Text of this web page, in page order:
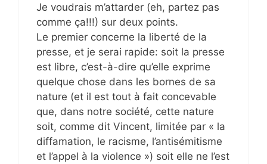
Je voudrais m’attarder (eh, partez pas
comme ça!!!) sur deux points.
Le premier concerne la liberté de la
presse, et je serai rapide: soit la presse
est libre, c’est-à-dire qu’elle exprime
quelque chose dans les bornes de sa
nature (et il est tout à fait concevable
que, dans notre société, cette nature
soit, comme dit Vincent, limitée par « la
diffamation, le racisme, l’antisémitisme
et l’appel à la violence ») soit elle ne l’est